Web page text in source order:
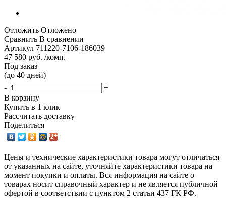
Отложить Отложено
Сравнить В сравнении
Артикул 711220-7106-186039
47 580 руб. /комп.
Под заказ
(до 40 дней)
-
+
В корзину
Купить в 1 клик
Рассчитать доставку
Поделиться
Цены и технические характеристики товара могут отличаться
от указанных на сайте, уточняйте характеристики товара на
момент покупки и оплаты. Вся информация на сайте о
товарах носит справочный характер и не является публичной
офертой в соответствии с пунктом 2 статьи 437 ГК РФ.